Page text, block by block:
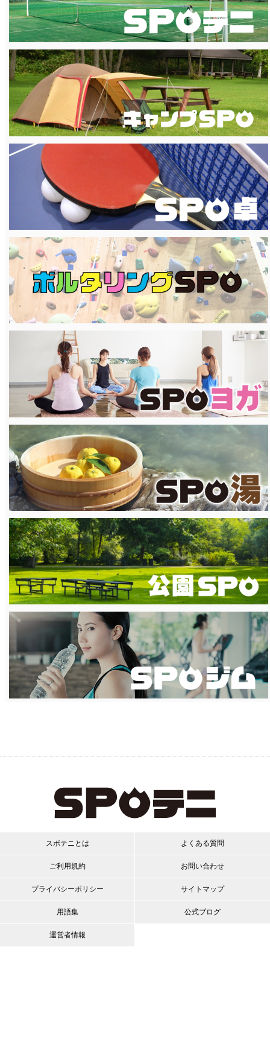
スポテニとは
ご利用規約
プライバシーポリシー
用語集
運営者情報
よくある質問
お問い合わせ
サイトマップ
公式ブログ